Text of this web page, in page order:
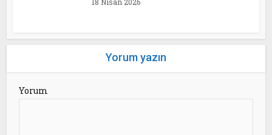
Yorum yazın
Yorum